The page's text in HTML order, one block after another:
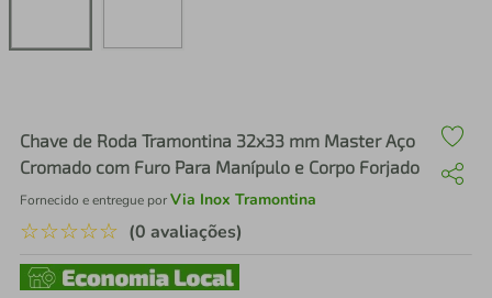
Chave de Roda Tramontina 32x33 mm Master Aço
Cromado com Furo Para Manípulo e Corpo Forjado
Fornecido e entregue porVia Inox Tramontina
☆☆☆☆☆ (0 avaliações)